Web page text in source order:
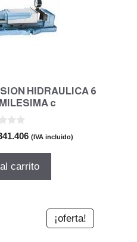
HIDRAULICA 6
c
El
actual
(IVA incluido)
carrito
¡oferta!